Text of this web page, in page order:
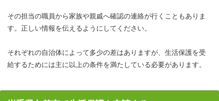
その担当の職員から家族や親戚へ確認の連絡が行くこともありま
す。正しい情報を伝えるようにしてください。
それぞれの自治体によって多少の差はありますが、生活保護を受
給するためには主に以上の条件を満たしている必要があります。